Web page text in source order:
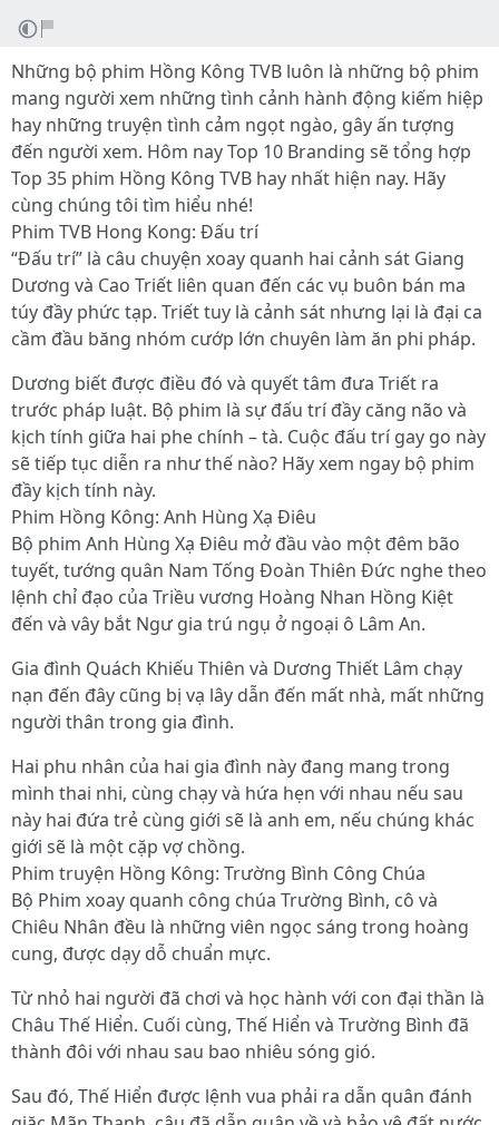
Những bộ phim Hồng Kông TVB luôn là những bộ phim
mang người xem những tình cảnh hành động kiếm hiệp
hay những truyện tình cảm ngọt ngào, gây ấn tượng
đến người xem. Hôm nay Top 10 Branding sẽ tổng hợp
Top 35 phim Hồng Kông TVB hay nhất hiện nay. Hãy
cùng chúng tôi tìm hiểu nhé!
Phim TVB Hong Kong: Đấu trí
“Đấu trí” là câu chuyện xoay quanh hai cảnh sát Giang
Dương và Cao Triết liên quan đến các vụ buôn bán ma
túy đầy phức tạp. Triết tuy là cảnh sát nhưng lại là đại ca
cầm đầu băng nhóm cướp lớn chuyên làm ăn phi pháp.
Dương biết được điều đó và quyết tâm đưa Triết ra
trước pháp luật. Bộ phim là sự đấu trí đầy căng não và
kịch tính giữa hai phe chính – tà. Cuộc đấu trí gay go này
sẽ tiếp tục diễn ra như thế nào? Hãy xem ngay bộ phim
đầy kịch tính này.
Phim Hồng Kông: Anh Hùng Xạ Điêu
Bộ phim Anh Hùng Xạ Điêu mở đầu vào một đêm bão
tuyết, tướng quân Nam Tống Đoàn Thiên Đức nghe theo
lệnh chỉ đạo của Triều vương Hoàng Nhan Hồng Kiệt
đến và vây bắt Ngư gia trú ngụ ở ngoại ô Lâm An.
Gia đình Quách Khiếu Thiên và Dương Thiết Lâm chạy
nạn đến đây cũng bị vạ lây dẫn đến mất nhà, mất những
người thân trong gia đình.
Hai phu nhân của hai gia đình này đang mang trong
mình thai nhi, cùng chạy và hứa hẹn với nhau nếu sau
này hai đứa trẻ cùng giới sẽ là anh em, nếu chúng khác
giới sẽ là một cặp vợ chồng.
Phim truyện Hồng Kông: Trường Bình Công Chúa
Bộ Phim xoay quanh công chúa Trường Bình, cô và
Chiêu Nhân đều là những viên ngọc sáng trong hoàng
cung, được dạy dỗ chuẩn mực.
Từ nhỏ hai người đã chơi và học hành với con đại thần là
Châu Thế Hiển. Cuối cùng, Thế Hiển và Trường Bình đã
thành đôi với nhau sau bao nhiêu sóng gió.
Sau đó, Thế Hiển được lệnh vua phải ra dẫn quân đánh